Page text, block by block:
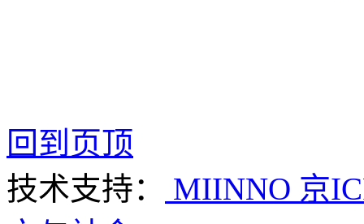
回到页顶
技术支持：
MIINNO 京